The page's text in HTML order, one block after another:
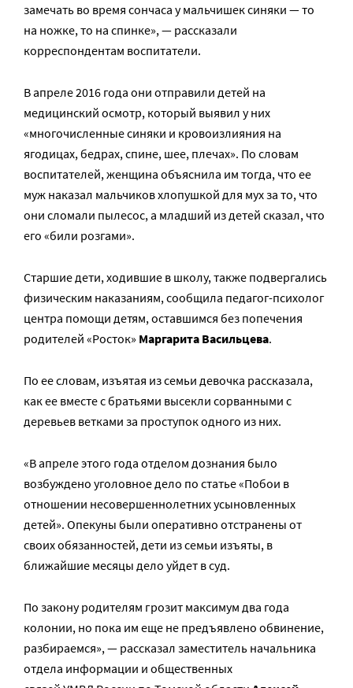
замечать во время сончаса у мальчишек синяки — то
на ножке, то на спинке», — рассказали
корреспондентам воспитатели.
В апреле 2016 года они отправили детей на
медицинский осмотр, который выявил у них
«многочисленные синяки и кровоизлияния на
ягодицах, бедрах, спине, шее, плечах». По словам
воспитателей, женщина объяснила им тогда, что ее
муж наказал мальчиков хлопушкой для мух за то, что
они сломали пылесос, а младший из детей сказал, что
его «били розгами».
Старшие дети, ходившие в школу, также подвергались
физическим наказаниям, сообщила педагог-психолог
центра помощи детям, оставшимся без попечения
родителей «Росток» Маргарита Васильцева.
По ее словам, изъятая из семьи девочка рассказала,
как ее вместе с братьями высекли сорванными с
деревьев ветками за проступок одного из них.
«В апреле этого года отделом дознания было
возбуждено уголовное дело по статье «Побои в
отношении несовершеннолетних усыновленных
детей». Опекуны были оперативно отстранены от
своих обязанностей, дети из семьи изъяты, в
ближайшие месяцы дело уйдет в суд.
По закону родителям грозит максимум два года
колонии, но пока им еще не предъявлено обвинение,
разбираемся», — рассказал заместитель начальника
отдела информации и общественных